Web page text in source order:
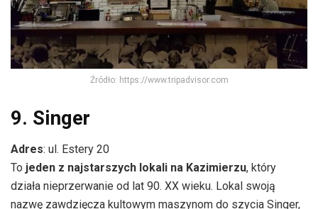
Źródło: https://www.tripadvisor.com
9. Singer
Adres: ul. Estery 20
To jeden z najstarszych lokali na Kazimierzu, który
działa nieprzerwanie od lat 90. XX wieku. Lokal swoją
nazwę zawdzięcza kultowym maszynom do szycia Singer,